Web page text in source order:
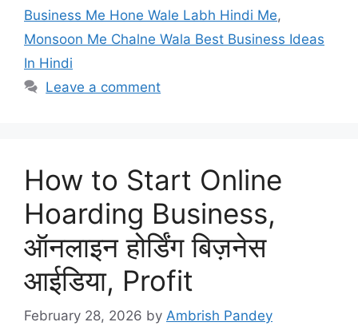
Business Me Hone Wale Labh Hindi Me,
Monsoon Me Chalne Wala Best Business Ideas
In Hindi
Leave a comment
How to Start Online
Hoarding Business,
ऑनलाइन होर्डिंग बिज़नेस
आईडिया, Profit
February 28, 2026 by Ambrish Pandey